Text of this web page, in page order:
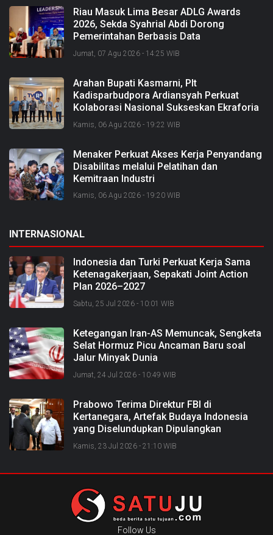
Riau Masuk Lima Besar ADLG Awards
2026, Sekda Syahrial Abdi Dorong
Pemerintahan Berbasis Data
Jumat, 07 Agu 2026 - 14:25 WIB
Arahan Bupati Kasmarni, Plt
Kadisparbudpora Ardiansyah Perkuat
Kolaborasi Nasional Sukseskan Ekraforia
2026 dan Bangun Bengkalis sebagai
Kabupaten Kreatif
Kamis, 06 Agu 2026 - 19:22 WIB
Menaker Perkuat Akses Kerja Penyandang
Disabilitas melalui Pelatihan dan
Kemitraan Industri
Kamis, 06 Agu 2026 - 19:20 WIB
INTERNASIONAL
Indonesia dan Turki Perkuat Kerja Sama
Ketenagakerjaan, Sepakati Joint Action
Plan 2026–2027
Sabtu, 25 Jul 2026 - 10:01 WIB
Ketegangan Iran-AS Memuncak, Sengketa
Selat Hormuz Picu Ancaman Baru soal
Jalur Minyak Dunia
Jumat, 24 Jul 2026 - 10:49 WIB
Prabowo Terima Direktur FBI di
Kertanegara, Artefak Budaya Indonesia
yang Diselundupkan Dipulangkan
Kamis, 23 Jul 2026 - 21:10 WIB
Follow Us